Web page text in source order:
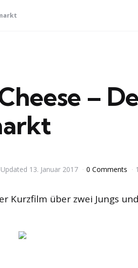
–
Updated 13. Januar 2017 0 Comments
Kurzfilm über zwei Jungs